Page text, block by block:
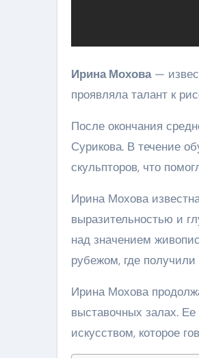
Ирина Мохова—
проявляла талант к
После окончания
Сурикова. В течение
скульпторов, что
Ирина Мохова
выразительностью и
над значением
рубежом, где
Ирина Мохова
выставочных залах.
искусством, которое